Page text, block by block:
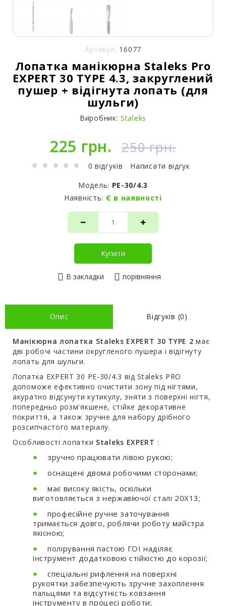
Артикул: 16077
Лопатка манікюрна Staleks Pro
EXPERT 30 TYPE 4.3, закруглений
пушер + відігнута лопать (для
шульги)
Виробник: Staleks
225 грн. 250 грн.
0 відгуків
Написати відгук
Модель: PE-30/4.3
Наявність: Є в наявності
Купити
В закладки порівняння
Опис Відгуків (0)
Манікюрна лопатка Staleks EXPERT 30 TYPE 2 має
дві робочі частини округленого пушера і відігнуту
лопать для шульги.
Лопатка EXPERT 30 РЕ-30/4.3 від Staleks PRO
допоможе ефективно очистити зону під нігтями,
акуратно відсунути кутикулу, зняти з поверхні нігтя,
попередньо розм'якшене, стійке декоративне
покриття, а також зручне для набору дрібного
розсипчастого матеріалу.
Особливості лопатки Staleks EXPERT :
зручно працювати лівою рукою;
оснащені двома робочими сторонами;
має високу якість, оскільки
виготовляється з нержавіючої сталі 20Х13;
професійне ручне заточування
тримається довго, роблячи роботу майстра
якісною;
полірування пастою ГОІ наділяє
інструмент додатковою стійкістю до корозії;
спеціальні рифлення на поверхні
рукоятки забезпечують зручне захоплення
пальцями та відсутність ковзання
інструменту в процесі роботи;